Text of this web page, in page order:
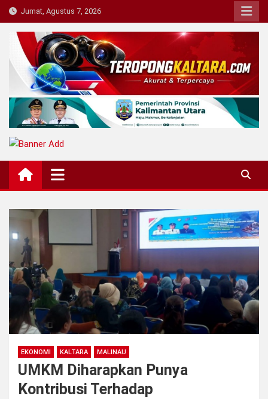
Skip
to
content
Jumat, Agustus 7, 2026
Teropong Kaltara
Beranda Informasi Kalimantan Utara
EKONOMI KALTARA MALINAU
UMKM Diharapkan Punya
Kontribusi Terhadap